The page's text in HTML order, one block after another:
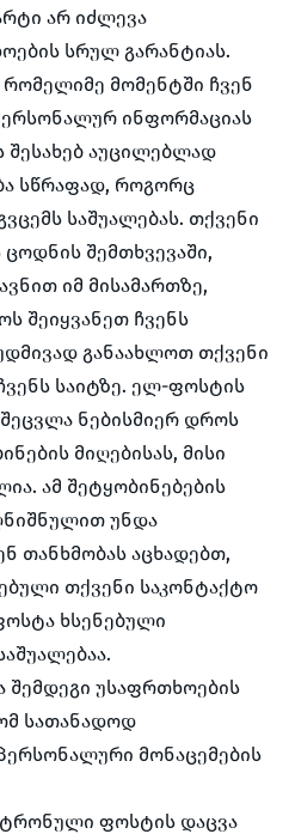
არ იძლევა
სრულ გარანტიას.
მომენტში ჩვენ
ინფორმაციას
შესახებ აუცილებლად
სწრაფად, როგორც
საშუალებას. თქვენი
შემთხვევაში,
იმ მისამართზე,
შეიყვანეთ ჩვენს
განაახლოთ თქვენი
საიტზე. ელ-ფოსტის
ნებისმიერ დროს
მიღებისას, მისი
ამ შეტყობინებების
უნდა
თანხმობას აცხადებთ,
თქვენი საკონტაქტო
ხსენებული
შემდეგი უსაფრთხოების
სათანადოდ
მონაცემების
ფოსტის დაცვა